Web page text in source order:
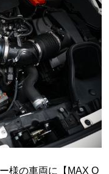
様の車両に【MAX O